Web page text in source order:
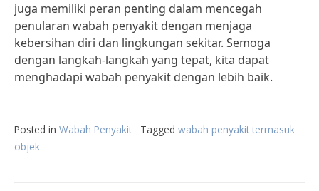
juga memiliki peran penting dalam mencegah
penularan wabah penyakit dengan menjaga
kebersihan diri dan lingkungan sekitar. Semoga
dengan langkah-langkah yang tepat, kita dapat
menghadapi wabah penyakit dengan lebih baik.
Posted in Wabah Penyakit Tagged wabah penyakit termasuk
objek